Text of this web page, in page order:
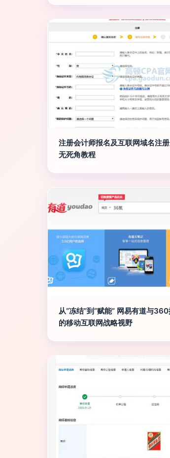
注册会计师报名及互联网域名注
无死角教程
从“冻结”到“赋能” 网易有道与
的移动互联网战略视野